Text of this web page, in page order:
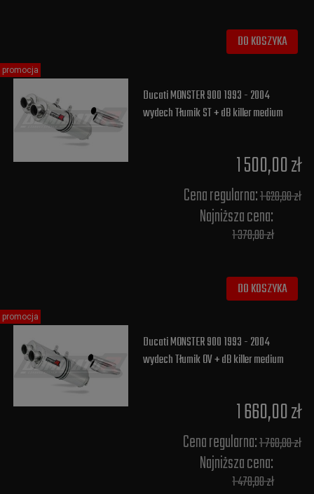
DO KOSZYKA
Ducati MONSTER 900 1993 - 2004
wydech Tłumik ST + dB killer medium
1 500,00 zł
Cena regularna:1 620,00 zł
Najniższa cena:
1 378,00 zł
DO KOSZYKA
promocja
Ducati MONSTER 900 1993 - 2004
wydech Tłumik OV + dB killer medium
1 660,00 zł
Cena regularna:1 760,00 zł
Najniższa cena:
1 478,00 zł
promocja